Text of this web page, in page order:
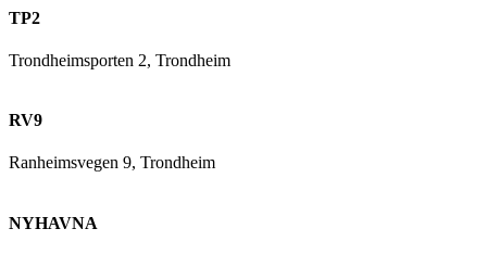
TP2
Trondheimsporten 2, Trondheim
RV9
Ranheimsvegen 9, Trondheim
NYHAVNA